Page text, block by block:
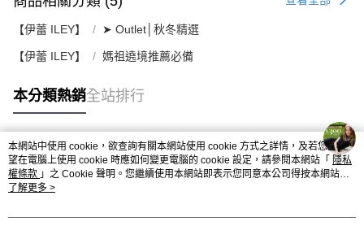
【伊蕾 ILEY】 ➤ Outlet│秋冬精選
【伊蕾 ILEY】 媽祖遶境推薦必備
本分類熱銷全站排行
熱門標籤
本網站中使用 cookie，欲查詢有關本網站使用 cookie 方式之詳情，及若您不希
望在電腦上使用 cookie 時應如何變更電腦的 cookie 設定，請參閱本網站「 隱私
權條款 」之 Cookie 聲明。您繼續使用本網站即表示您同意本公司得按本網站使
用條款之 Cookie 聲明使用 cookie。
了解更多 >